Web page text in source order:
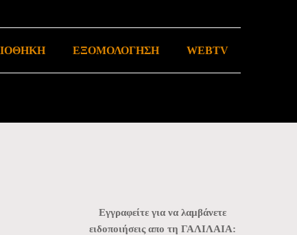
ΕΞΟΜΟΛΟΓΗΣΗ WEBTV
Εγγραφείτε για να λαμβάνετε
ειδοποιήσεις απο τη ΓΑΛΙΛΑΙΑ: